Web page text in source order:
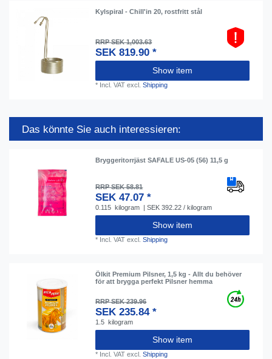
Kylspiral - Chill'in 20, rostfritt stål
RRP SEK 1,003.63
SEK 819.90 *
Show item
* Incl. VAT excl.Shipping
Das könnte Sie auch interessieren:
Bryggeritorrjäst SAFALE US-05 (56) 11,5 g
RRP SEK 58.81
SEK 47.07 *
0.115 kilogram | SEK 392.22 / kilogram
Show item
* Incl. VAT excl.Shipping
Ölkit Premium Pilsner, 1,5 kg - Allt du behöver
för att brygga perfekt Pilsner hemma
RRP SEK 239.96
SEK 235.84 *
1.5 kilogram
Show item
* Incl. VAT excl.Shipping